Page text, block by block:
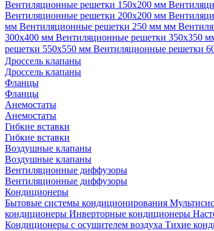
Вентиляционные решетки 150х200 мм
Вентиляционные решетки 200х200 мм
мм Вентиляционные решетки 250 мм мм
300х400 мм Вентиляционные решетки 350х350
решетки 550х550 мм Вентиляционные решетки
Дроссель клапаны
Дроссель клапаны
Фланцы
Фланцы
Анемостаты
Анемостаты
Гибкие вставки
Гибкие вставки
Воздушные клапаны
Воздушные клапаны
Вентиляционные диффузоры
Вентиляционные диффузоры
Кондиционеры
Бытовые системы кондиционирования
кондиционеры Инверторные кондиционеры
Кондиционеры с осушителем воздуха Тихие